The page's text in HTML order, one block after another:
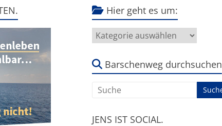
Hier geht es um:
Hier
geht
um:Barschenweg durchsuchen
JENS IST SOCIAL.